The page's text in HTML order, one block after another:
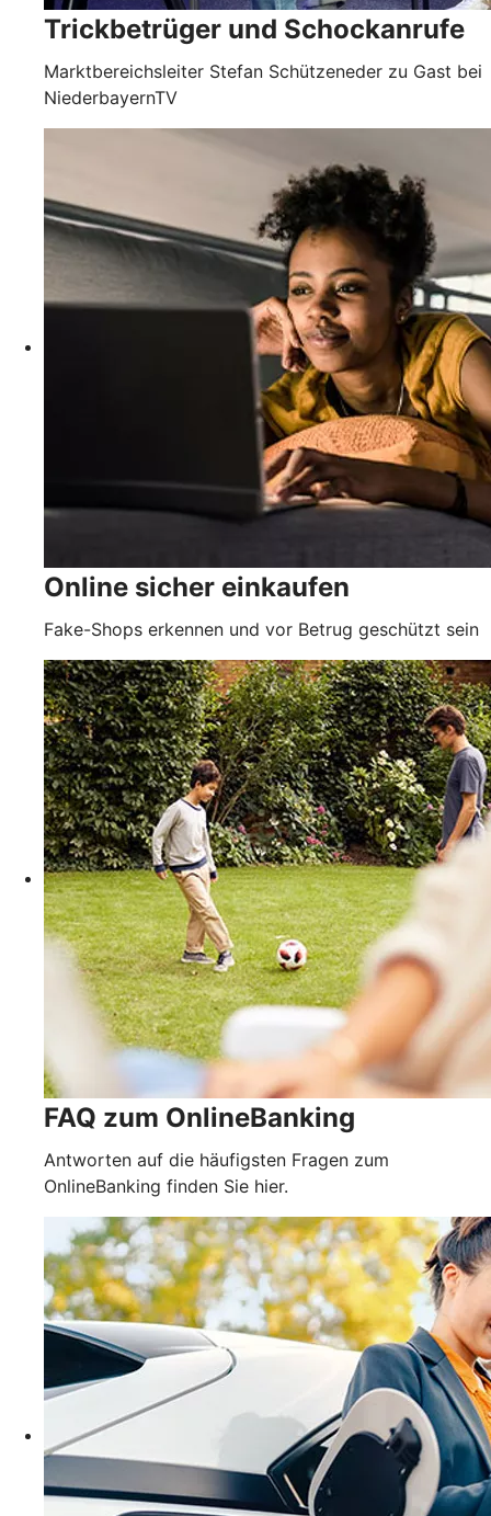
Trickbetrüger und Schockanrufe
Marktbereichsleiter Stefan Schützeneder zu Gast bei
NiederbayernTV
Online sicher einkaufen
Fake-Shops erkennen und vor Betrug geschützt sein
FAQ zum OnlineBanking
Antworten auf die häufigsten Fragen zum
OnlineBanking finden Sie hier.